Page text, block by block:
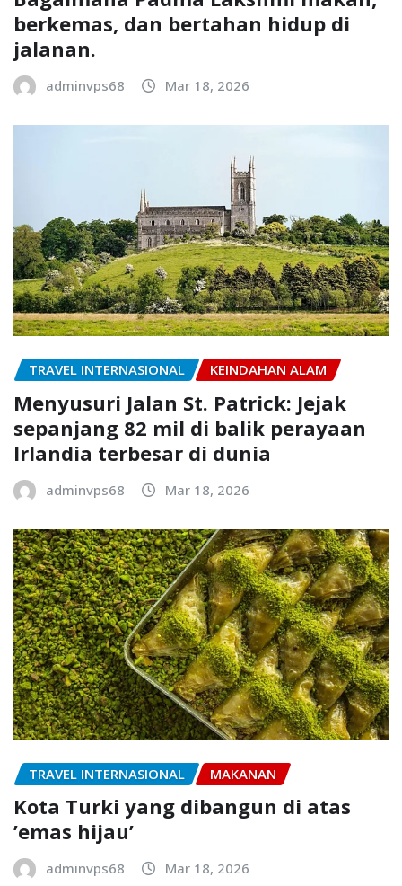
berkemas, dan bertahan hidup di
jalanan.
adminvps68 Mar 18, 2026
TRAVEL INTERNASIONAL KEINDAHAN ALAM
Menyusuri Jalan St. Patrick: Jejak
sepanjang 82 mil di balik perayaan
Irlandia terbesar di dunia
adminvps68 Mar 18, 2026
TRAVEL INTERNASIONAL MAKANAN
Kota Turki yang dibangun di atas
’emas hijau’
adminvps68 Mar 18, 2026